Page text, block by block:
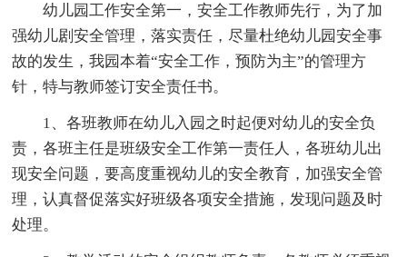
幼儿园工作安全第一，安全工作教师先行，为了加
强幼儿剧安全管理，落实责任，尽量杜绝幼儿园安全事
故的发生，我园本着“安全工作，预防为主”的管理方
针，特与教师签订安全责任书。
1、各班教师在幼儿入园之时起便对幼儿的安全负
责，各班主任是班级安全工作第一责任人，各班幼儿出
现安全问题，要高度重视幼儿的安全教育，加强安全管
理，认真督促落实好班级各项安全措施，发现问题及时
处理。